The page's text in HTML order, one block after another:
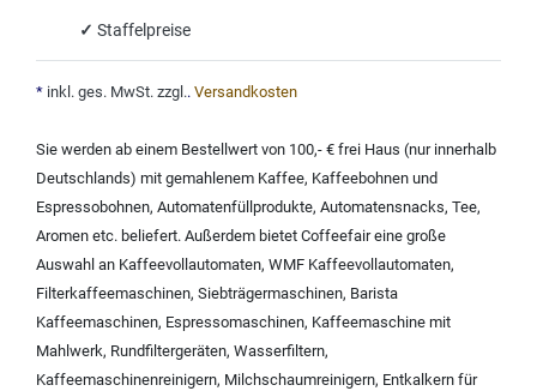
✓ Staffelpreise
* inkl. ges. MwSt. zzgl.. Versandkosten
Sie werden ab einem Bestellwert von 100,- € frei Haus (nur innerhalb
Deutschlands) mit gemahlenem Kaffee, Kaffeebohnen und
Espressobohnen, Automatenfüllprodukte, Automatensnacks, Tee,
Aromen etc. beliefert. Außerdem bietet Coffeefair eine große
Auswahl an Kaffeevollautomaten, WMF Kaffeevollautomaten,
Filterkaffeemaschinen, Siebträgermaschinen, Barista
Kaffeemaschinen, Espressomaschinen, Kaffeemaschine mit
Mahlwerk, Rundfiltergeräten, Wasserfiltern,
Kaffeemaschinenreinigern, Milchschaumreinigern, Entkalkern für